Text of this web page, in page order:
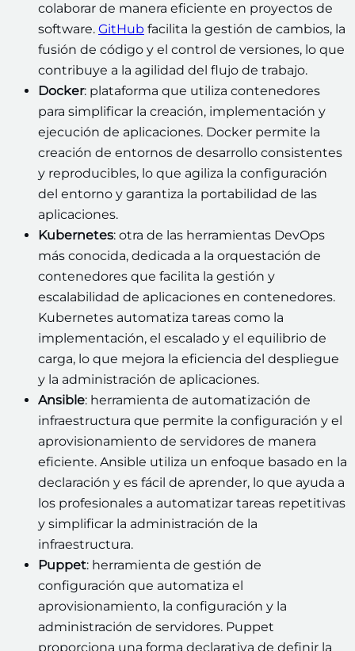
colaborar de manera eficiente en proyectos de
software. GitHub facilita la gestión de cambios, la
fusión de código y el control de versiones, lo que
contribuye a la agilidad del flujo de trabajo.
Docker: plataforma que utiliza contenedores
para simplificar la creación, implementación y
ejecución de aplicaciones. Docker permite la
creación de entornos de desarrollo consistentes
y reproducibles, lo que agiliza la configuración
del entorno y garantiza la portabilidad de las
aplicaciones.
Kubernetes: otra de las herramientas DevOps
más conocida, dedicada a la orquestación de
contenedores que facilita la gestión y
escalabilidad de aplicaciones en contenedores.
Kubernetes automatiza tareas como la
implementación, el escalado y el equilibrio de
carga, lo que mejora la eficiencia del despliegue
y la administración de aplicaciones.
Ansible: herramienta de automatización de
infraestructura que permite la configuración y el
aprovisionamiento de servidores de manera
eficiente. Ansible utiliza un enfoque basado en la
declaración y es fácil de aprender, lo que ayuda a
los profesionales a automatizar tareas repetitivas
y simplificar la administración de la
infraestructura.
Puppet: herramienta de gestión de
configuración que automatiza el
aprovisionamiento, la configuración y la
administración de servidores. Puppet
proporciona una forma declarativa de definir la